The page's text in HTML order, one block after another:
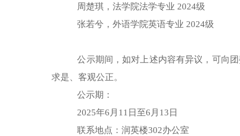
周楚琪，法学院法学专业 2024级
张若兮，外语学院英语专业 2024级
公示期间，如对上述内容有异议，可向
求是、客观公正。
公示期：
2025年6月11日至6月13日
联系地点：润英楼302办公室